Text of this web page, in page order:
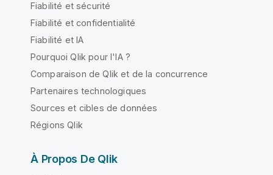
Fiabilité et sécurité
Fiabilité et confidentialité
Fiabilité et IA
Pourquoi Qlik pour l'IA ?
Comparaison de Qlik et de la concurrence
Partenaires technologiques
Sources et cibles de données
Régions Qlik
À Propos De Qlik